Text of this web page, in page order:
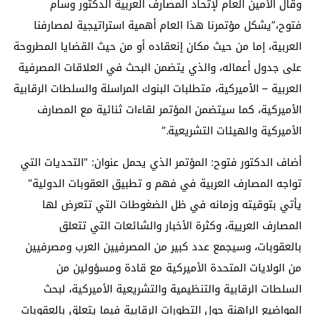
وقال الأمين العام لإتحاد المصارف العربية الدكتور وسام
فتوح،”يشكل مؤتمرنا هذا العام أهمية استراتيجية لمصارفنا
العربية، إما من حيث مكان إنعقاده أو من حيث القضايا المطروحة
على جدول أعماله، والذي يتضمن البحث في العلاقات المصرفية
العربية – الأميركية، متطلبات البنوك المراسلة والسلطات الرقابية
الأميركية، كما سيتضمن المؤتمر لقاءات ثنائية مع المصارف
الأميركية والهيئات التشريعية.”
أضاف الدكتور فتوح: المؤتمر الذي يحمل عنوان: “التحديات التي
تواجه المصارف العربية في فهم و تطبيق العقوبات الدولية”
يأتي بتوقيته وزمانه في ظل الضغوطات التي تتعرض لها
المصارف العريية، وكثرة الأخبار والشائعات التي تتعلق
بالعقوبات، وسيجمع عدد كبير من المصرفيين العرب ومصرفيين
من الولايات المتحدة الأميركية مع قادة ومسؤولين من
السلطات الرقابية والتنظيمية والتشريعية الأميركية، لبحث
المواضيع الراهنة حول التطورات الرقابية فيما يتعلق بالعقوبات